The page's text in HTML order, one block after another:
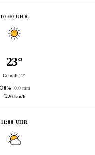
10:00 UHR
23°
Gefühlt 27°
0%
0.0 mm
20 km/h
11:00 UHR